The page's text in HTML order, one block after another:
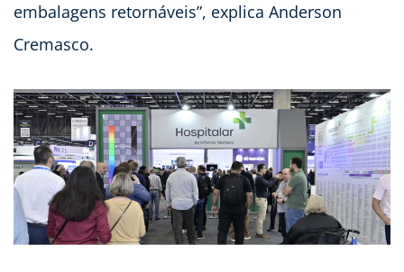
embalagens retornáveis”, explica Anderson
Cremasco.